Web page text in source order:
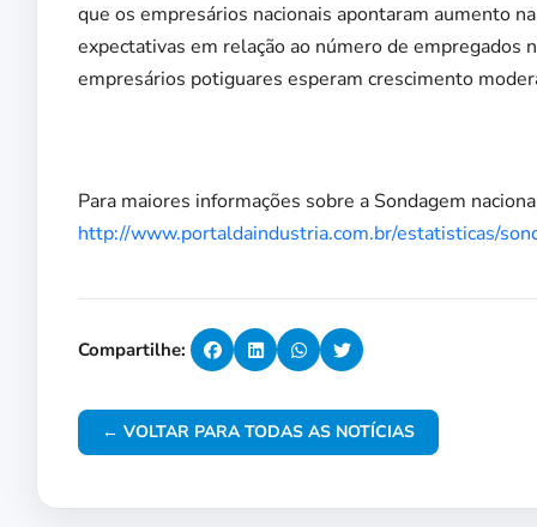
que os empresários nacionais apontaram aumento
expectativas em relação ao número de
empresários potiguares esperam crescimento
Para maiores informações sobre a Sondagem
http://www.portaldaindustria.com.br/estatisticas/
Compartilhe:
← VOLTAR PARA TODAS AS NOTÍCIAS